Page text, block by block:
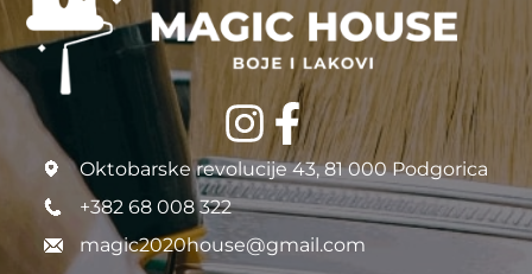
Oktobarske revolucije 43, 81 000 Podgorica
+382 68 008 322
magic2020house@gmail.com